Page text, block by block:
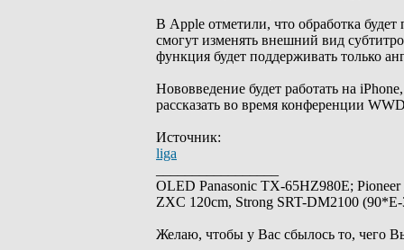
В Apple отметили, что обработка
смогут изменять внешний вид
функция будет поддерживать только
Нововведение будет работать на
рассказать во время конференции
Источник:
liga
OLED Panasonic TX-65HZ980E;
ZXC 120cm, Strong SRT-DM2100
Желаю, чтобы у Вас сбылось то, чего